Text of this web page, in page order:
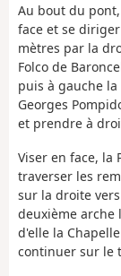
Au bout du
face et se
mètres par la
Folco de
puis à gauche la
Georges
et prendre à
Viser en face, la
traverser les
sur la droite
deuxième arche
d'elle la
continuer sur le